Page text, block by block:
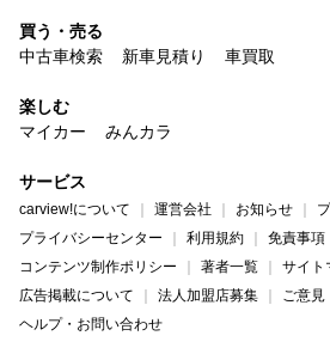
買う・売る
中古車検索
新車見積り 車買取
楽しむ
マイカー
みんカラ
サービス
carview!について 運営会社 お知らせ
プライバシーセンター
利用規約
免責事項
コンテンツ制作ポリシー
著者一覧
サイト
広告掲載について
法人加盟店募集
ご意見
ヘルプ・お問い合わせ